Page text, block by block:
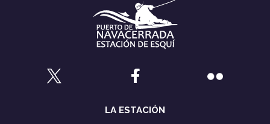
LA ESTACIÓN